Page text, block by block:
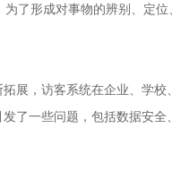
了形成对事物的辨别、定
展，访客系统在企业、学
了一些问题，包括数据安